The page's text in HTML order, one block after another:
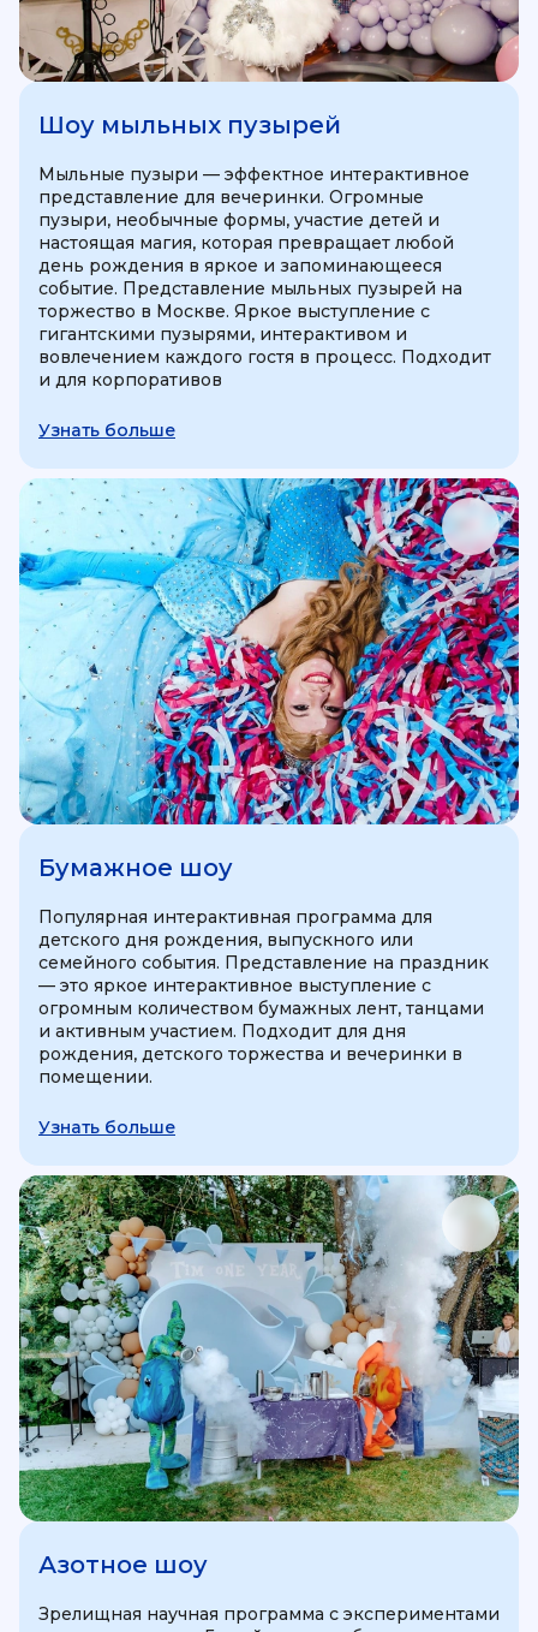
Шоу мыльных пузырей
Мыльные пузыри — эффектное интерактивное
представление для вечеринки. Огромные
пузыри, необычные формы, участие детей и
настоящая магия, которая превращает любой
день рождения в яркое и запоминающееся
событие. Представление мыльных пузырей на
торжество в Москве. Яркое выступление с
гигантскими пузырями, интерактивом и
вовлечением каждого гостя в процесс. Подходит
и для корпоративов
Узнать больше
Бумажное шоу
Популярная интерактивная программа для
детского дня рождения, выпускного или
семейного события. Представление на праздник
— это яркое интерактивное выступление с
огромным количеством бумажных лент, танцами
и активным участием. Подходит для дня
рождения, детского торжества и вечеринки в
помещении.
Узнать больше
Азотное шоу
Зрелищная научная программа с экспериментами